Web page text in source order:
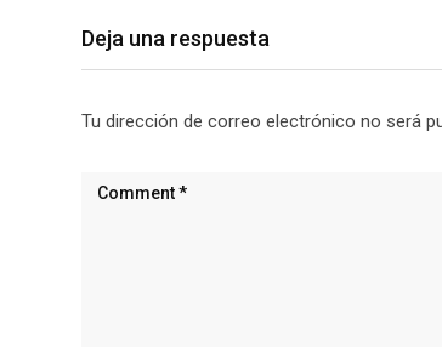
Deja una respuesta
Tu dirección de correo electrónico no será